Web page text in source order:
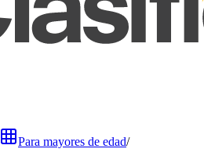
Para mayores de edad/